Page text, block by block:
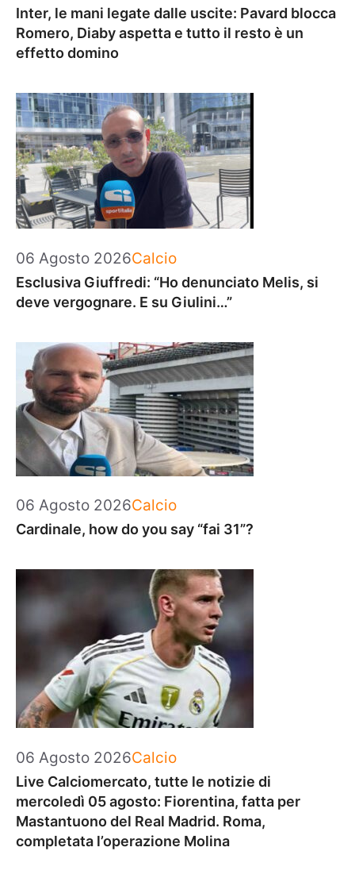
Inter, le mani legate dalle uscite: Pavard blocca
Romero, Diaby aspetta e tutto il resto è un
effetto domino
06 Agosto 2026Categorie
Calcio
Esclusiva Giuffredi: “Ho denunciato Melis, si
deve vergognare. E su Giulini…”
06 Agosto 2026Categorie
Calcio
Cardinale, how do you say “fai 31”?
06 Agosto 2026Categorie
Calcio
Live Calciomercato, tutte le notizie di
mercoledì 05 agosto: Fiorentina, fatta per
Mastantuono del Real Madrid. Roma,
completata l’operazione Molina